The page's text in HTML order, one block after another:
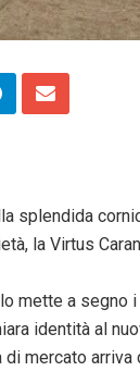
splendida
la Virtus
mette a segno
identità al
di mercato